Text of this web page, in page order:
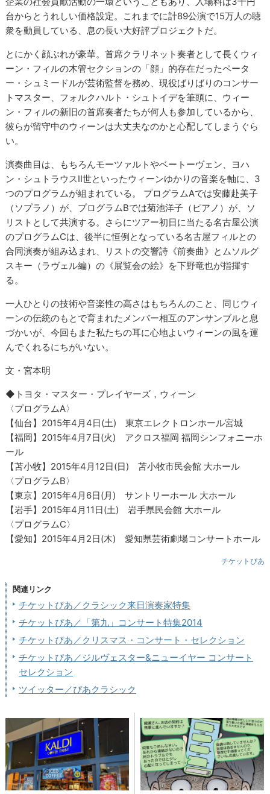
台からとうれしい価格設定。これまでに計89公演で15万人の聴
衆を動員している、息の長い大好評プロジェクトだ。
とにかく顔ぶれが豪華。首席クラリネット奏者として長くウィ
ーン・フィルの木管セクションの「顔」的存在だったペータ
ー・シュミードルが芸術監督を務め、現役ばりばりのコンサー
トマスター、フォルクハルト・シュトイデを筆頭に、ウィー
ン・フィルの新旧の首席奏者たちが何人も参加しているから、
彼らが留守中のウィーンは大丈夫なのかと心配してしまうぐら
い。
演奏曲目は、もちろんモーツァルトやベートーヴェン、ヨハ
ン・シュトラウスII世といったウィーンゆかりの音楽を軸に、3
つのプログラムが組まれている。 プログラムAでは安藤赴美子
（ソプラノ）が、プログラムBでは菊池洋子（ピアノ）が、ソ
リストとして共演する。さらにツアー初日に当たる名古屋公演
のプログラムCは、後半に恒例となっている名古屋フィルとの
合同演奏が組み込まれ、リストの交響詩《前奏曲》とムソルグ
スキー（ラヴェル編）の《展覧会の絵》を下野竜也が指揮す
る。
一人ひとりの技術や音楽性の高さはもちろんのこと、同じウィ
ーンの伝統のもとで育まれたメンバー相互のアンサンブルと息
づかいが、今回もまた私たちの耳に心地よいウィーンの風を運
んでくれるにちがいない。
文・宮本明
◆トヨタ・マスター・プレイヤーズ，ウィーン
〈プログラムA〉
【仙台】2015年4月4日(土) 東京エレクトロンホール宮城
【福岡】2015年4月7日(火) アクロス福岡 福岡シンフォニーホ
ール
【苫小牧】2015年4月12日(日) 苫小牧市民会館 大ホール
〈プログラムB〉
【東京】2015年4月6日(月) サントリーホール 大ホール
【岩手】2015年4月11日(土) 岩手県民会館 大ホール
〈プログラムC〉
【愛知】2015年4月2日(木) 愛知県芸術劇場コンサートホール
チケットぴあ
関連リンク
チケットぴあ／クラシック来日演奏家特集
チケットぴあ／「第九」コンサート特集2014
チケットぴあ／クリスマス・コンサート・セレクション
チケットぴあ／ジルヴェスター&ニューイヤー コンサート
セレクション
ツイッター／ぴあクラシック